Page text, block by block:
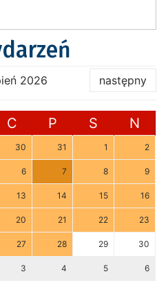
2026 następny
C P S N
30 31 1 2
6 7 8 9
13 14 15 16
20 21 22 23
27 28 29 30
3 4 5 6